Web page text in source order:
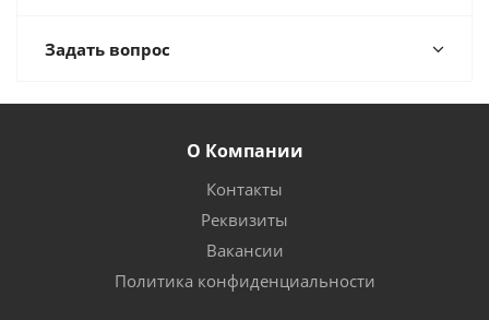
Задать вопрос
О Компании
Контакты
Реквизиты
Вакансии
Политика конфиденциальности